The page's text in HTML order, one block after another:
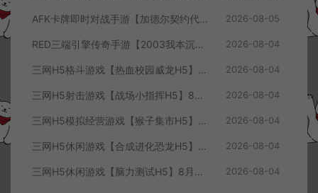
AFK卡牌即时对战手游【加德尔契约代金券内购修复版】8月最新整理Linux手工服务端+前后端全套源码+CDK授权后台+安卓苹果双端+详细搭建教程+视频教程 2026-08-05
RED三端引擎传奇手游【2003我本沉默三职业】8月最新整理Win一键服务端+PC安卓+详细搭建教程 2026-08-04
三网H5格斗游戏【热血校园威龙H5】8月最新整理Linux手工服务端+Win一键服务端+解压即玩+简易安卓客户端+详细搭建教程 2026-08-04
三网H5射击游戏【战场小指挥H5】8月最新整理Linux手工服务端+Win一键服务端+解压即玩+简易安卓客户端+详细搭建教程 2026-08-04
三网H5模拟经营游戏【猴子集市H5】8月最新整理Linux手工服务端+Win一键服务端+解压即玩+简易安卓客户端+详细搭建教程 2026-08-04
三网H5休闲游戏【合成进化恐龙H5】8月最新整理Linux手工服务端+Win一键服务端+解压即玩+简易安卓客户端+详细搭建教程 2026-08-04
三网H5休闲游戏【脑力测试H5】8月最新整理Linux手工服务端+Win一键服务端+解压即玩+简易安卓客户端+详细搭建教程 2026-08-04